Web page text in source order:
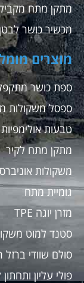
מתקן מתח
מכשיר כושר
מוצרים
ספת כושר
ספסל משקולות
טבעות
מתקן מתח לקיר
משקולות
גומיית מתח
מזרן יוגה TPE
סטנד למוט
סולם שוודי ברזל
פולי עליון